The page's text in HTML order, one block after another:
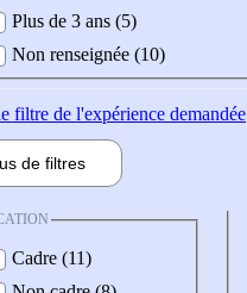
Plus de 3 ans (5)
Non renseignée (10)
filtre de l'expérience demandée
de filtres
Cadre (11)